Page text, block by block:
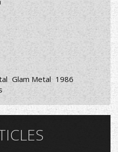
Glam Metal 1986